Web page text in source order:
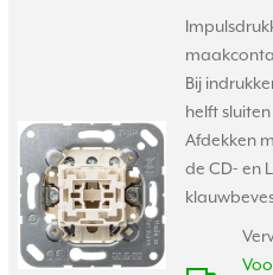
Bij
helft
Afdekken
de CD- en